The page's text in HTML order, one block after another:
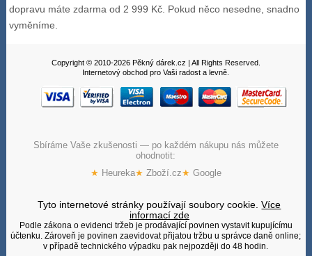
dopravu máte zdarma od 2 999 Kč. Pokud něco nesedne, snadno
vyměníme.
Copyright © 2010-2026 Pěkný dárek.cz | All Rights Reserved.
Internetový obchod pro Vaši radost a levně.
Sbíráme Vaše zkušenosti — po každém nákupu nás můžete
ohodnotit:
★ Heureka★ Zboží.cz★ Google
Tyto internetové stránky používají soubory cookie.Více
informací zde
Podle zákona o evidenci tržeb je prodávající povinen vystavit kupujícímu
účtenku. Zároveň je povinen zaevidovat přijatou tržbu u správce daně online;
v případě technického výpadku pak nejpozději do 48 hodin.